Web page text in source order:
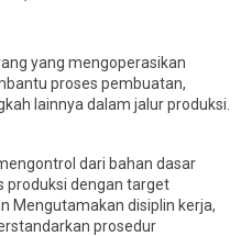
yang mengoperasikan
proses pembuatan,
lainnya dalam jalur produksi.
dari bahan dasar
produksi dengan target
Mengutamakan disiplin kerja,
prosedur